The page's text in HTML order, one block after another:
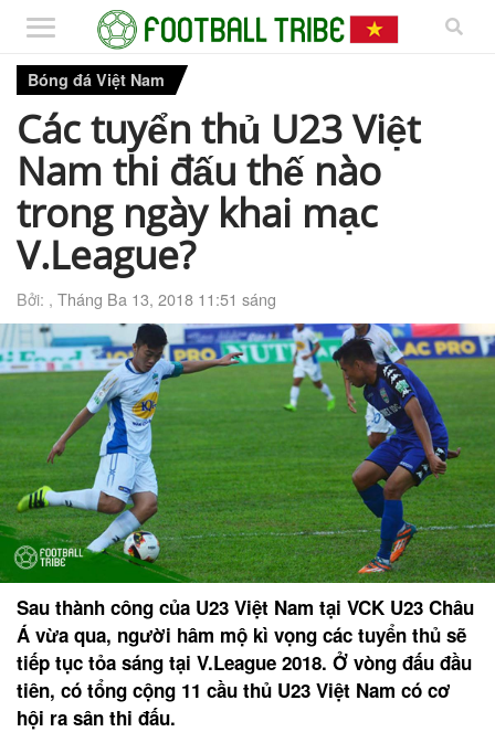
Bóng đá Việt Nam
Các tuyển thủ U23 Việt
Nam thi đấu thế nào
trong ngày khai mạc
V.League?
Bởi: , Tháng Ba 13, 2018 11:51 sáng
Sau thành công của U23 Việt Nam tại VCK U23 Châu
Á vừa qua, người hâm mộ kì vọng các tuyển thủ sẽ
tiếp tục tỏa sáng tại V.League 2018. Ở vòng đấu đầu
tiên, có tổng cộng 11 cầu thủ U23 Việt Nam có cơ
hội ra sân thi đấu.